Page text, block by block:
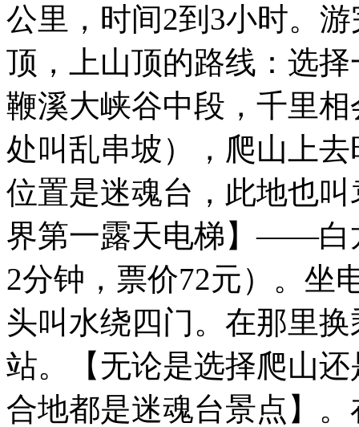
公里，时间2到3小时。
顶，上山顶的路线：选
鞭溪大峡谷中段，千里
处叫乱串坡），爬山上
位置是迷魂台，此地也
界第一露天电梯】——白
2分钟，票价72元）。坐
头叫水绕四门。在那里
站。【无论是选择爬山
合地都是迷魂台景点】